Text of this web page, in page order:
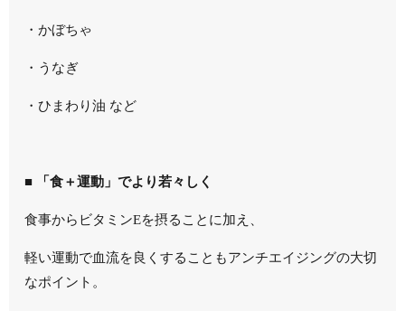
・かぼちゃ
・うなぎ
・ひまわり油 など
■ 「食＋運動」でより若々しく
食事からビタミンEを摂ることに加え、
軽い運動で血流を良くすることもアンチエイジングの大切
なポイント。